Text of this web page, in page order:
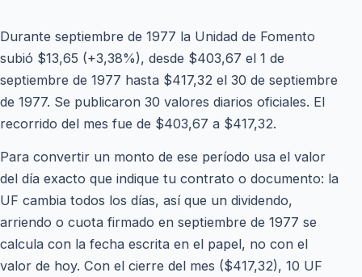
Durante septiembre de 1977 la Unidad de Fomento
subió $13,65 (+3,38%), desde $403,67 el 1 de
septiembre de 1977 hasta $417,32 el 30 de septiembre
de 1977. Se publicaron 30 valores diarios oficiales. El
recorrido del mes fue de $403,67 a $417,32.
Para convertir un monto de ese período usa el valor
del día exacto que indique tu contrato o documento: la
UF cambia todos los días, así que un dividendo,
arriendo o cuota firmado en septiembre de 1977 se
calcula con la fecha escrita en el papel, no con el
valor de hoy. Con el cierre del mes ($417,32), 10 UF